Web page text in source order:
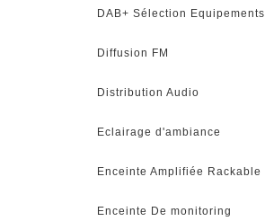
DAB+ Sélection Equipements
Diffusion FM
Distribution Audio
Eclairage d'ambiance
Enceinte Amplifiée Rackable
Enceinte De monitoring